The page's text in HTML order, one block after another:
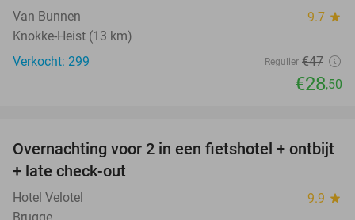
Van Bunnen 9.7 star
Knokke-Heist (13 km)
Verkocht: 299
Regulier €47
€28,50
19%
Overnachting voor 2 in een fietshotel + ontbijt
+ late check-out
Hotel Velotel 9.9 star